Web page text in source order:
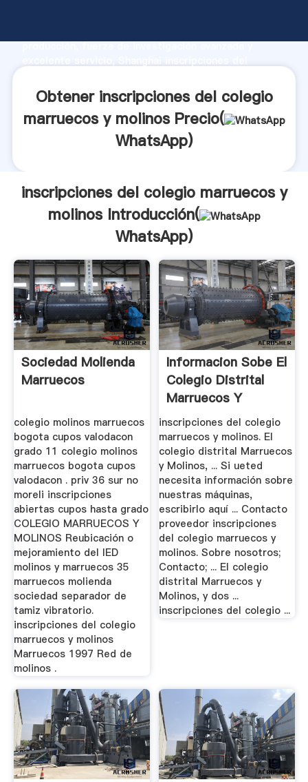
producción, fuerza de investigación avanzada y
y aporta valores a todos los clientes.
Obtener inscripciones del colegio
marruecos y molinos Precio(
WhatsApp)
inscripciones del colegio marruecos y
molinos Introducción(
WhatsApp)
Sociedad Molienda
Marruecos
colegio molinos marruecos
bogota cupos valodacon
grado 11 colegio molinos
marruecos bogota cupos
valodacon . priv 36 sur no
moreli inscripciones
abiertas cupos hasta grado
COLEGIO MARRUECOS Y
MOLINOS Reubicación o
mejoramiento del IED
molinos y marruecos 35
marruecos molienda
sociedad separador de
tamiz vibratorio.
inscripciones del colegio
marruecos y molinos
Marruecos 1997 Red de
molinos .
Informacion Sobe El
Colegio Distrital
Marruecos Y
Molinos
inscripciones del colegio
marruecos y molinos. El
colegio distrital Marruecos
y Molinos, ... Si ueted
necesita información sobre
nuestras máquinas,
escribirlo aquí ... Contacto
proveedor inscripciones
del colegio marruecos y
molinos. Sobre nosotros;
Contacto; ... El colegio
distrital Marruecos y
Molinos, y dos ...
inscripciones del colegio ...